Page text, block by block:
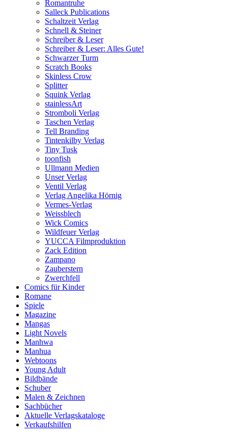
Romantruhe
Salleck Publications
Schaltzeit Verlag
Schnell & Steiner
Schreiber & Leser
Schreiber & Leser: Alles Gute!
Schwarzer Turm
Scratch Books
Skinless Crow
Splitter
Squink Verlag
stainlessArt
Stromboli Verlag
Taschen Verlag
Tell Branding
Tintenkilby Verlag
Tiny Tusk
toonfish
Ullmann Medien
Unser Verlag
Ventil Verlag
Verlag Angelika Hörnig
Vermes-Verlag
Weissblech
Wick Comics
Wildfeuer Verlag
YUCCA Filmproduktion
Zack Edition
Zampano
Zauberstern
Zwerchfell
Comics für Kinder
Romane
Spiele
Magazine
Mangas
Light Novels
Manhwa
Manhua
Webtoons
Young Adult
Bildbände
Schuber
Malen & Zeichnen
Sachbücher
Aktuelle Verlagskataloge
Verkaufshilfen